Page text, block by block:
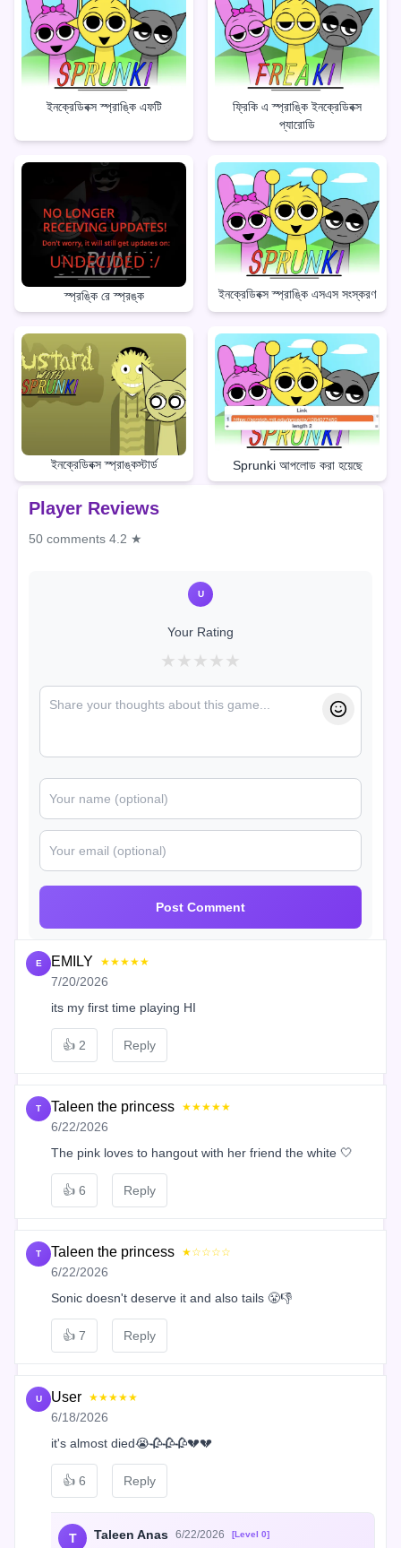
ইনক্রেডিবক্স স্প্রাঙ্কি এফটি
ফ্রিকি এ স্প্রাঙ্কি ইনক্রেডিবক্স
প্যারোডি
স্প্রঙ্কি রে স্প্রঙ্ক ইনক্রেডিবক্স স্প্রাঙ্কি এসএস সংস্করণ
ইনক্রেডিবক্স স্প্রাঙ্কস্টার্ড Sprunki আপলোড করা হয়েছে
Player Reviews
50 comments 4.2 ★
U
Your Rating
★ ★ ★ ★ ★
Post Comment
E EMILY ★★★★★
7/20/2026
its my first time playing HI
👍 2 Reply
T Taleen the princess ★★★★★
6/22/2026
The pink loves to hangout with her friend the white 🤍
👍 6 Reply
T Taleen the princess ★☆☆☆☆
6/22/2026
Sonic doesn't deserve it and also tails 😤👎
👍 7 Reply
U User ★★★★★
6/18/2026
it's almost died😭🥀🥀🥀💔💔
👍 6 Reply
T Taleen Anas 6/22/2026 [Level 0]